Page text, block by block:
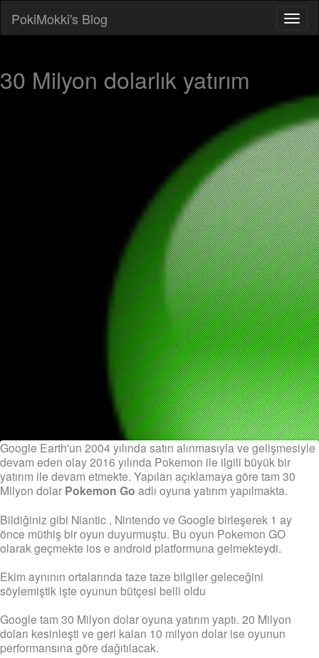
PokiMokki's Blog
30 Milyon dolarlık yatırım
Google Earth'un 2004 yılında satın alınmasıyla ve gelişmesiyle
devam eden olay 2016 yılında Pokemon ile ilgili büyük bir
yatırım ile devam etmekte. Yapılan açıklamaya göre tam 30
Milyon dolar Pokemon Go adlı oyuna yatırım yapılmakta.
Bildiğiniz gibi Niantic , Nintendo ve Google birleşerek 1 ay
önce müthiş bir oyun duyurmuştu. Bu oyun Pokemon GO
olarak geçmekte ios e android platformuna gelmekteydi.
Ekim aynının ortalarında taze taze bilgiler geleceğini
söylemiştik işte oyunun bütçesi belli oldu
Google tam 30 Milyon dolar oyuna yatırım yaptı. 20 Milyon
doları kesinleşti ve geri kalan 10 milyon dolar ise oyunun
performansına göre dağıtılacak.